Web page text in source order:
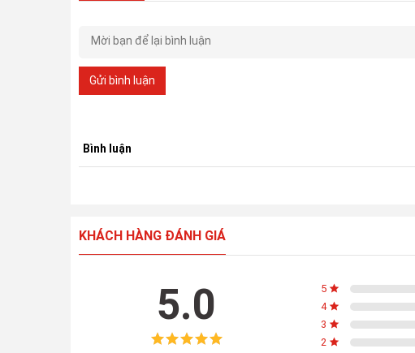
Gửi bình luận
Bình luận
KHÁCH HÀNG ĐÁNH GIÁ
5.0 5
4
3
2